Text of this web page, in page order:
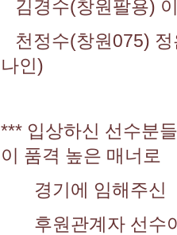
김경수(창원팔용)
천정수(창원075)
나인)
*** 입상하신 선수분
이 품격 높은 매너로
경기에 임해주신
후원관계자 선수여